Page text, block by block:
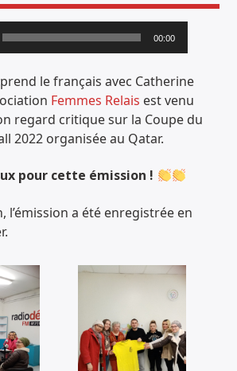
PRÉSENTÉ PAR SYNED TONETTA
00:00
le français avec Catherine
Femmes Relais est venu
regard critique sur la Coupe du
2022 organisée au Qatar.
pour cette émission !
a été enregistrée en